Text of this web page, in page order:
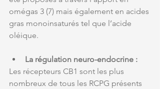
omégas 3 (7) mais également en acides
gras monoinsaturés tel que l’acide
oléique.
La régulation neuro-endocrine :
Les récepteurs CB1 sont les plus
nombreux de tous les RCPG présents